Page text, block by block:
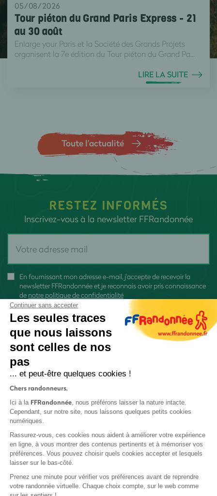
05/08/2026
Tour piéton du Grand Paris Express - 21
au 30 août
Enlarge your Paris et la Société des Grands Projets
organisent la 7e édition du Tour piéton du Grand Pa...
LIRE LA SUITE
Toute l’actualité
RESTEZ INFORMÉS
Inscrivez-vous à la newsletter FFRandonnée
En fournissant mon adresse e-mail, j'accepte de recevoir la
newsletter FFRandonnée et je reconnais avoir pris connaissance
de notre politique de confidentialité
Protection des données
Politique de confidentialité
Continuer sans accepter
Les seules traces
que nous laissons
sont celles de nos
pas
... et peut-être quelques cookies !
Chers randonneurs,
Ici à la FFRandonnée, nous préférons laisser la nature intacte.
Cependant, sur notre site, nous laissons quelques petits cookies
numériques.
Rassurez-vous, ces cookies nous aident à améliorer votre expérience
en ligne, à vous montrer des contenus pertinents et à mémoriser vos
préférences. Vous pouvez choisir quels cookies accepter et lesquels
laisser sur le bas-côté.
Prenez une minute pour vérifier vos préférences avant de reprendre
votre randonnée virtuelle. Chaque choix compte, sur le web comme